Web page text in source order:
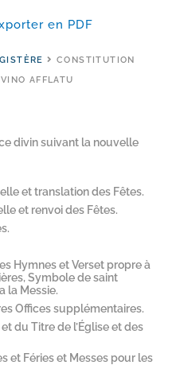
en PDF
CONSTITUTION
AFFLATU
divin suivant la nouvelle
et translation des Fêtes.
et renvoi des Fêtes.
Hymnes et Verset propre à
Symbole de saint
la Messie.
Offices supplémentaires.
du Titre de l’Église et des
et Féries et Messes pour les